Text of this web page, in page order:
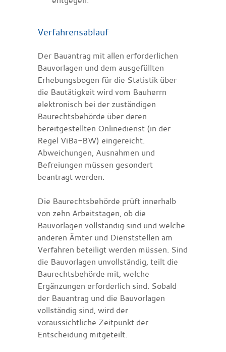
Verfahrensablauf
Der Bauantrag mit allen erforderlichen
Bauvorlagen und dem ausgefüllten
Erhebungsbogen für die Statistik über
die Bautätigkeit wird vom Bauherrn
elektronisch bei der zuständigen
Baurechtsbehörde über deren
bereitgestellten Onlinedienst (in der
Regel ViBa-BW) eingereicht.
Abweichungen, Ausnahmen und
Befreiungen müssen gesondert
beantragt werden.
Die Baurechtsbehörde prüft innerhalb
von zehn Arbeitstagen, ob die
Bauvorlagen vollständig sind und welche
anderen Ämter und Dienststellen am
Verfahren beteiligt werden müssen. Sind
die Bauvorlagen unvollständig, teilt die
Baurechtsbehörde mit, welche
Ergänzungen erforderlich sind. Sobald
der Bauantrag und die Bauvorlagen
vollständig sind, wird der
voraussichtliche Zeitpunkt der
Entscheidung mitgeteilt.